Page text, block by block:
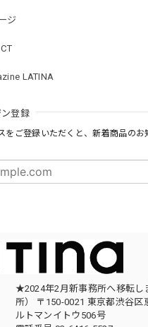
ジ
LATINA
登録
をご登録いただくと、新着商品の
★2024年2月新事務所へ移転し
所） 〒150-0021 東京都渋谷区
ルトマンイトウ506号